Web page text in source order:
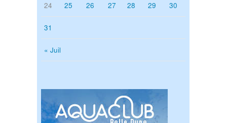
« Juil
24 25 26 27 28 29 30
31